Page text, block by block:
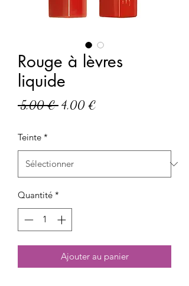
Rouge à lèvres
liquide
5,00 € Prix
4,00 €
Teinte *
Quantité *
Ajouter au panier